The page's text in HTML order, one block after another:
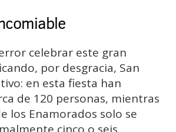
celebrar este gran
por desgracia, San
en esta fiesta han
de 120 personas, mientras
los Enamorados solo se